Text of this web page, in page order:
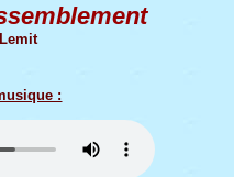
: